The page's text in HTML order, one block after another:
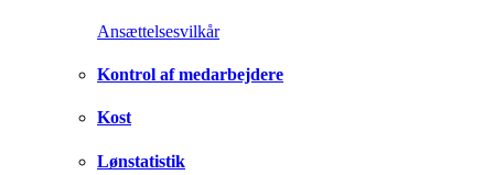
Ansættelsesvilkår
Kontrol af medarbejdere
Kost
Lønstatistik